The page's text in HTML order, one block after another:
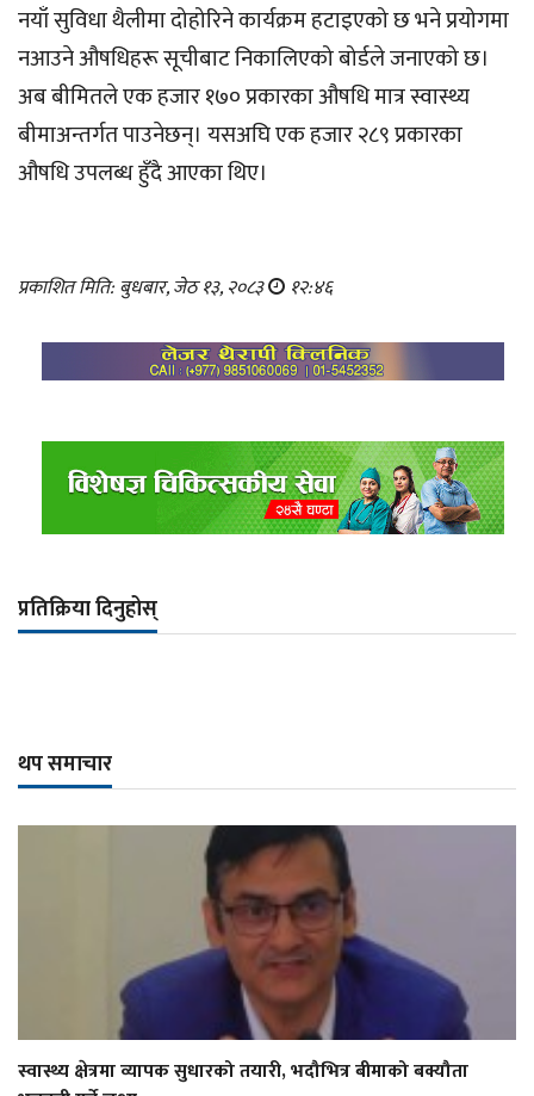
नयाँ सुविधा थैलीमा दोहोरिने कार्यक्रम हटाइएको छ भने प्रयोगमा
नआउने औषधिहरू सूचीबाट निकालिएको बोर्डले जनाएको छ।
अब बीमितले एक हजार १७० प्रकारका औषधि मात्र स्वास्थ्य
बीमाअन्तर्गत पाउनेछन्। यसअघि एक हजार २८९ प्रकारका
औषधि उपलब्ध हुँदै आएका थिए।
प्रकाशित मिति: बुधबार, जेठ १३, २०८३ १२:४६
प्रतिक्रिया दिनुहोस्
थप समाचार
स्वास्थ्य क्षेत्रमा व्यापक सुधारको तयारी, भदौभित्र बीमाको बक्यौता